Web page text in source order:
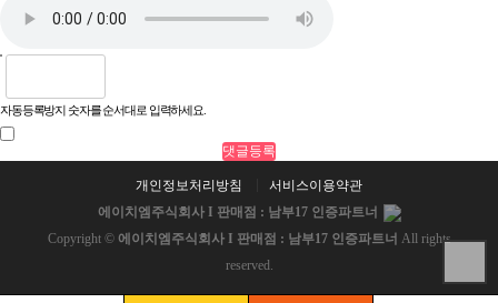
자동등록방지 숫자를 순서대로 입력하세요.
개인정보처리방침
서비스이용약관
에이치엠주식회사 I 판매점 : 남부17 인증파트너
Copyright © 에이치엠주식회사 I 판매점 : 남부17 인증파트너 All rights
reserved.